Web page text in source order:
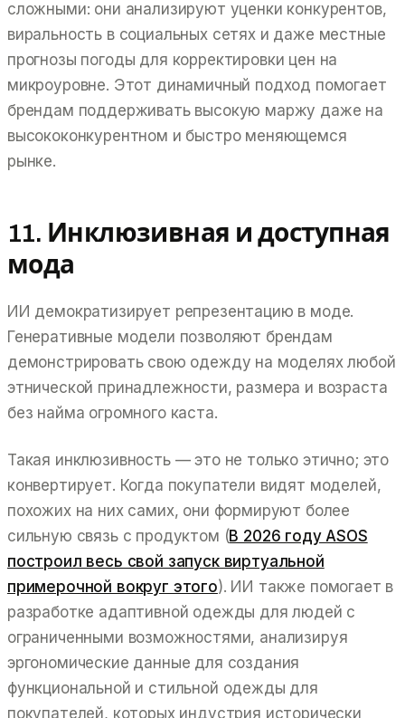
сложными: они анализируют уценки конкурентов,
виральность в социальных сетях и даже местные
прогнозы погоды для корректировки цен на
микроуровне. Этот динамичный подход помогает
брендам поддерживать высокую маржу даже на
высококонкурентном и быстро меняющемся
рынке.
11. Инклюзивная и доступная
мода
ИИ демократизирует репрезентацию в моде.
Генеративные модели позволяют брендам
демонстрировать свою одежду на моделях любой
этнической принадлежности, размера и возраста
без найма огромного каста.
Такая инклюзивность — это не только этично; это
конвертирует. Когда покупатели видят моделей,
похожих на них самих, они формируют более
сильную связь с продуктом (В 2026 году ASOS
построил весь свой запуск виртуальной
примерочной вокруг этого). ИИ также помогает в
разработке адаптивной одежды для людей с
ограниченными возможностями, анализируя
эргономические данные для создания
функциональной и стильной одежды для
покупателей, которых индустрия исторически